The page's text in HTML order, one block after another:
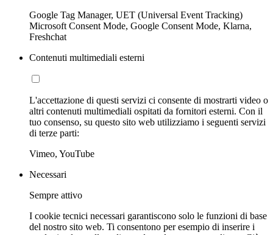
Google Tag Manager, UET (Universal Event Tracking)
Microsoft Consent Mode, Google Consent Mode, Klarna,
Freshchat
Contenuti multimediali esterni
L'accettazione di questi servizi ci consente di mostrarti video o
altri contenuti multimediali ospitati da fornitori esterni. Con il
tuo consenso, su questo sito web utilizziamo i seguenti servizi
di terze parti:
Vimeo, YouTube
Necessari
Sempre attivo
I cookie tecnici necessari garantiscono solo le funzioni di base
del nostro sito web. Ti consentono per esempio di inserire i